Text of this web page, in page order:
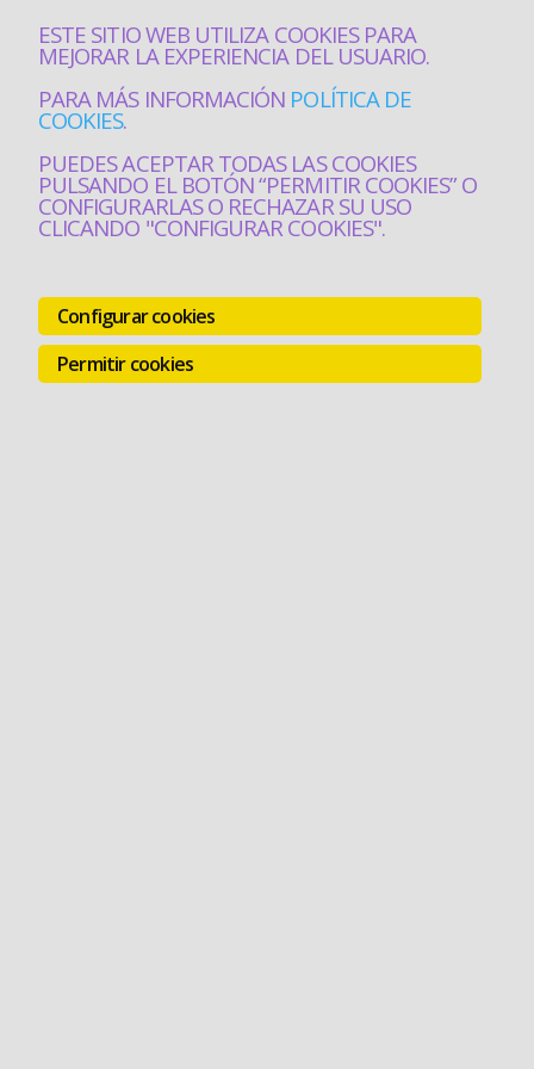
ESTE SITIO WEB UTILIZA COOKIES PARA
MEJORAR LA EXPERIENCIA DEL USUARIO.
PARA MÁS INFORMACIÓN POLÍTICA DE
COOKIES.
PUEDES ACEPTAR TODAS LAS COOKIES
PULSANDO EL BOTÓN “PERMITIR COOKIES” O
CONFIGURARLAS O RECHAZAR SU USO
CLICANDO "CONFIGURAR COOKIES".
Configurar cookies
Permitir cookies